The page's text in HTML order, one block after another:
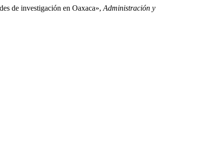
de investigación en Oaxaca», Administración y